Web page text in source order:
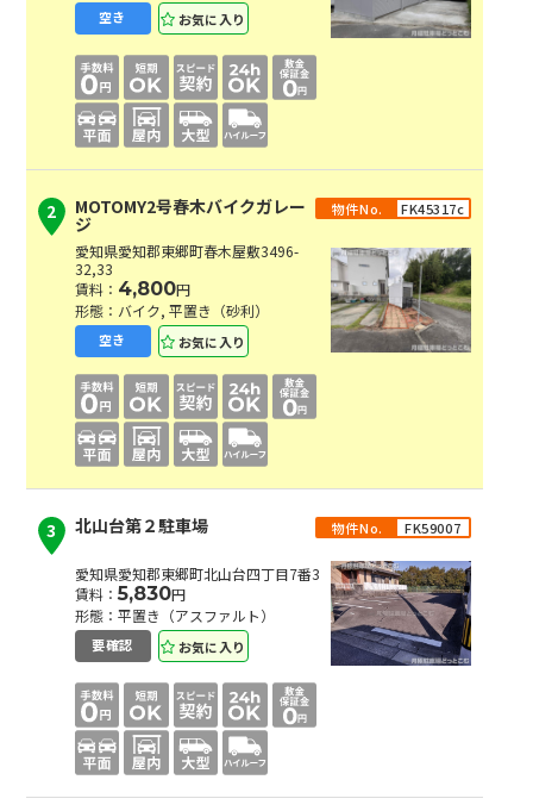
お気に入り
空き
2 MOTOMY2号春木バイクガレー
ジ
物件No. FK45317c
愛知県愛知郡東郷町春木屋敷3496-
32,33
賃料： 4,800円
形態：バイク, 平置き（砂利）
お気に入り
空き
3 北山台第２駐車場 物件No. FK59007
愛知県愛知郡東郷町北山台四丁目7番3
賃料：5,830円
形態：平置き（アスファルト）
お気に入り
要確認